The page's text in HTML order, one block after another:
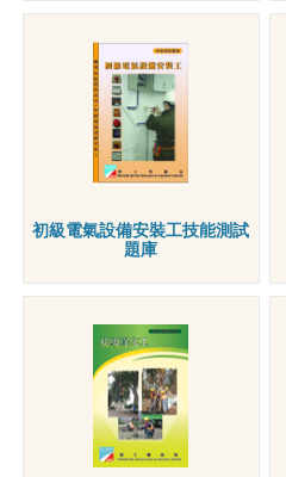
初級電氣設備安裝工技能測試
題庫